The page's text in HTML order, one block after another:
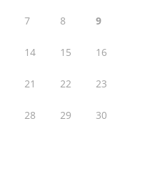
7 8 9
14 15 16
21 22 23
28 29 30